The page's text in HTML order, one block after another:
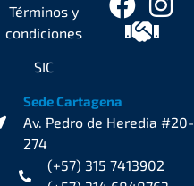
Términos y
condiciones
SIC
Sede Cartagena
Av. Pedro de Heredia #20-
274
(+57) 315 7413902